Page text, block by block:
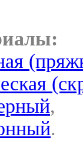
,
.